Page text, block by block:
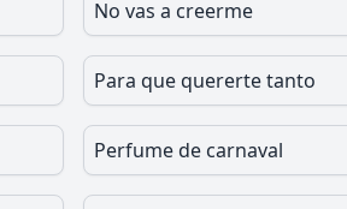
No vas a creerme
Para que quererte tanto
Perfume de carnaval